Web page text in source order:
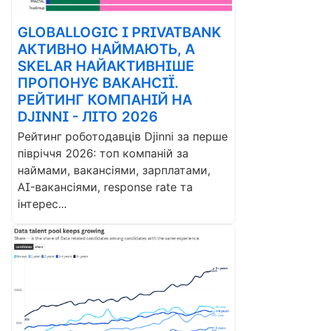
GLOBALLOGIC І PRIVATBANK
АКТИВНО НАЙМАЮТЬ, А
SKELAR НАЙАКТИВНІШЕ
ПРОПОНУЄ ВАКАНСІЇ.
РЕЙТИНГ КОМПАНІЙ НА
DJINNI - ЛІТО 2026
Рейтинг роботодавців Djinni за перше
півріччя 2026: топ компаній за
наймами, вакансіями, зарплатами,
AI-вакансіями, response rate та
інтерес...